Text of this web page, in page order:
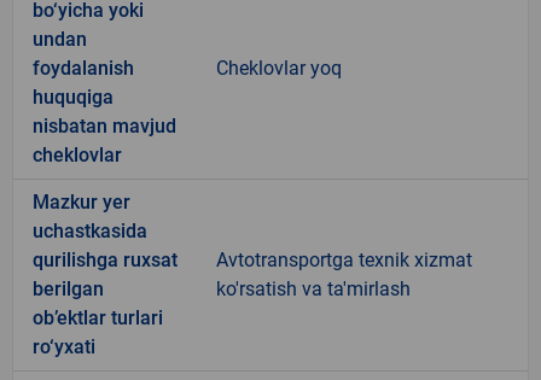
bo‘yicha yoki
undan
foydalanish
huquqiga
nisbatan mavjud
cheklovlar
Cheklovlar yoq
Mazkur yer
uchastkasida
qurilishga ruxsat
berilgan
ob’ektlar turlari
ro‘yxati
Avtotransportga texnik xizmat
ko'rsatish va ta'mirlash